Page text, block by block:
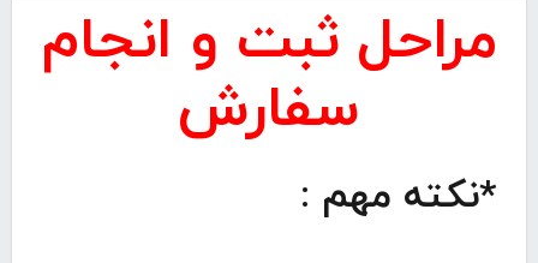
مراحل ثبت و انجام
سفارش
*نکته مهم :